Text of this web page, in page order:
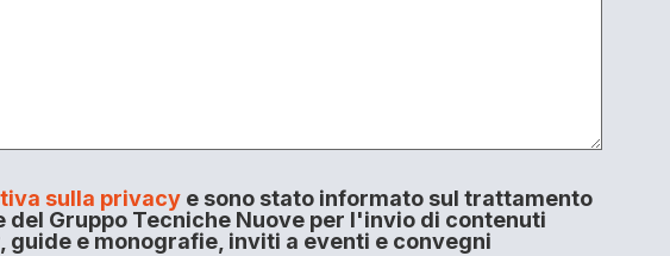
sulla privacye sono stato informato sul trattamento
del Gruppo Tecniche Nuove per l'invio di contenuti
guide e monografie, inviti a eventi e convegni